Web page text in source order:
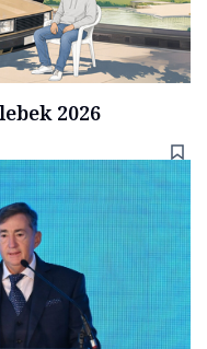
2026